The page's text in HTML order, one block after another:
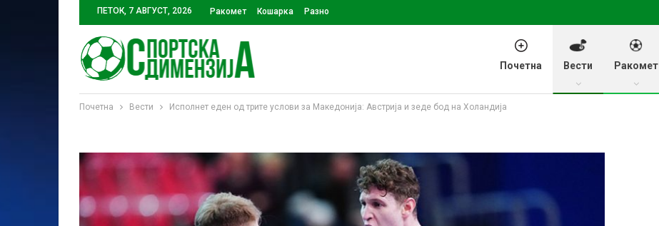
ПЕТОК, 7 АВГУСТ, 2026 Ракомет Кошарка Разно
Почетна Вести Ракомет
Почетна Вести Исполнет еден од трите услови за Македонија: Австрија и зеде бод на Холандија